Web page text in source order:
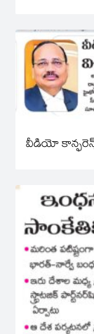
వీడియో